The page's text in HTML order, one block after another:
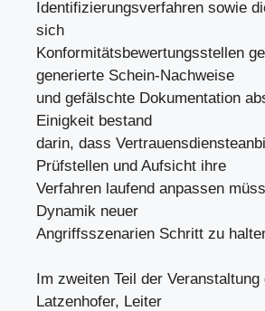
Identifizierungsverfahren sowie
sich
Konformitätsbewertungsstellen
generierte Schein-Nachweise
und gefälschte Dokumentation
Einigkeit bestand
darin, dass
Prüfstellen und Aufsicht ihre
Verfahren laufend anpassen
Dynamik neuer
Angriffsszenarien Schritt zu
Im zweiten Teil der
Latzenhofer, Leiter